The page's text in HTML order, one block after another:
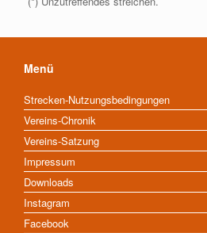
Menü
Strecken-Nutzungsbedingungen
Vereins-Chronik
Vereins-Satzung
Impressum
Downloads
Instagram
Facebook